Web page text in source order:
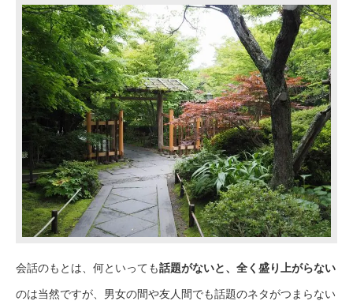
会話のもとは、何といっても話題がないと、全く盛り上がらない
のは当然ですが、男女の間や友人間でも話題のネタがつまらない